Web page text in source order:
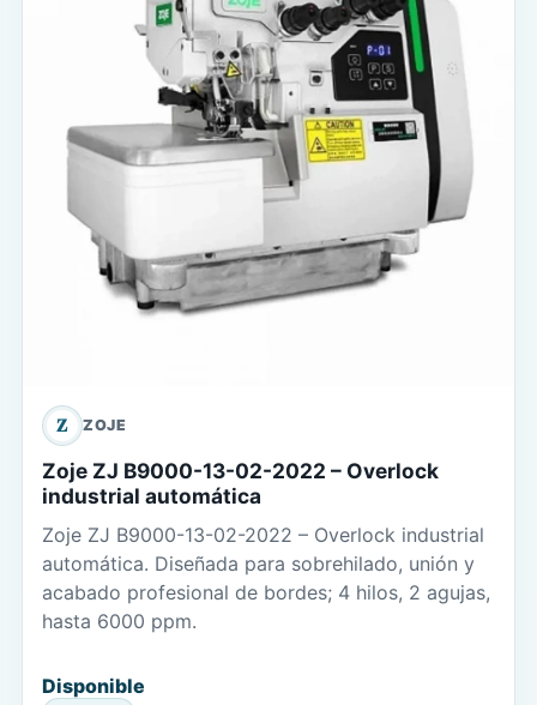
Z ZOJE
Zoje ZJ B9000-13-02-2022 – Overlock
industrial automática
Zoje ZJ B9000-13-02-2022 – Overlock industrial
automática. Diseñada para sobrehilado, unión y
acabado profesional de bordes; 4 hilos, 2 agujas,
hasta 6000 ppm.
Disponible